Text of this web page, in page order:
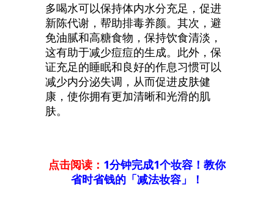
多喝水可以保持体内水分充足，促进
新陈代谢，帮助排毒养颜。其次，避
免油腻和高糖食物，保持饮食清淡，
这有助于减少痘痘的生成。此外，保
证充足的睡眠和良好的作息习惯可以
减少内分泌失调，从而促进皮肤健
康，使你拥有更加清晰和光滑的肌
肤。
点击阅读： 1分钟完成1个妆容！教你
省时省钱的「减法妆容」！